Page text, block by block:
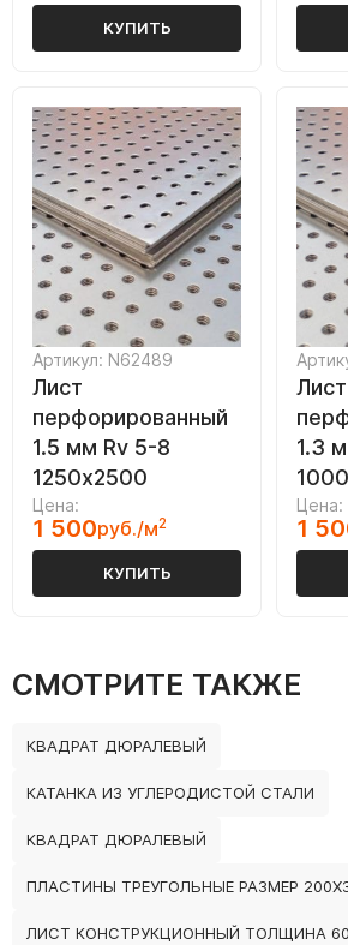
КУПИТЬ
Артикул: N62489
Лист
перфорированный
1.5 мм Rv 5-8
1250х2500
Цена:
1 500руб./м2
КУПИТЬ
Лист
1.3
Цена:
1
СМОТРИТЕ ТАКЖЕ
КВАДРАТ ДЮРАЛЕВЫЙ
КАТАНКА ИЗ УГЛЕРОДИСТОЙ СТАЛИ
КВАДРАТ ДЮРАЛЕВЫЙ
ПЛАСТИНЫ ТРЕУГОЛЬНЫЕ РАЗМЕР
ЛИСТ КОНСТРУКЦИОННЫЙ ТОЛЩИНА 60